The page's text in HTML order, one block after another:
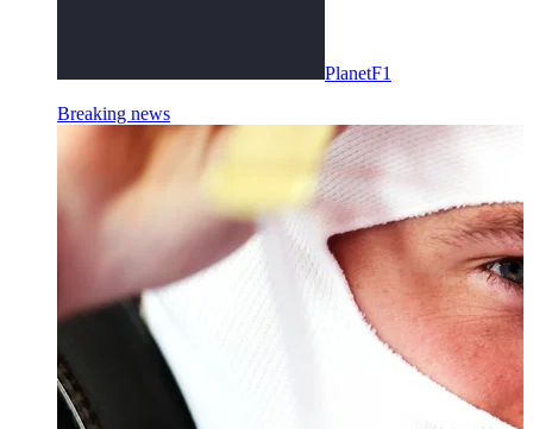
PlanetF1
Breaking news